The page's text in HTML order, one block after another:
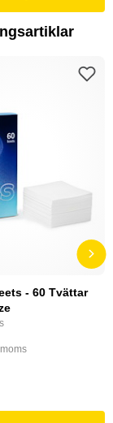
- 60 Tvättar